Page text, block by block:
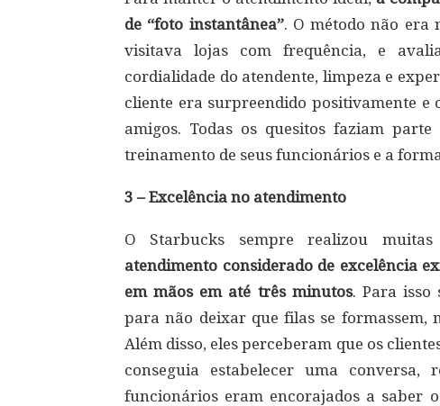
de “foto instantânea”. O método não era
visitava lojas com frequência, e
cordialidade do atendente, limpeza e
cliente era surpreendido positivamente
amigos. Todas os quesitos faziam
treinamento de seus funcionários e a
3 – Excelência no atendimento
O Starbucks sempre realizou
atendimento considerado de excelência
em mãos em até três minutos. Para isso
para não deixar que filas se formassem,
Além disso, eles perceberam que os
conseguia estabelecer uma
funcionários eram encorajados a saber